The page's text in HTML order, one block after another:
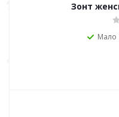
Зонт
Мало